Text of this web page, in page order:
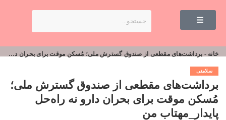
خانه - برداشت‌های مقطعی از صندوق گسترش ملی؛ مُسکن موقت برای بحران دارو نه راه‌حل پایدار_مهتاب من
سلامتی
برداشت‌های مقطعی از صندوق گسترش ملی؛
مُسکن موقت برای بحران دارو نه راه‌حل
پایدار_مهتاب من